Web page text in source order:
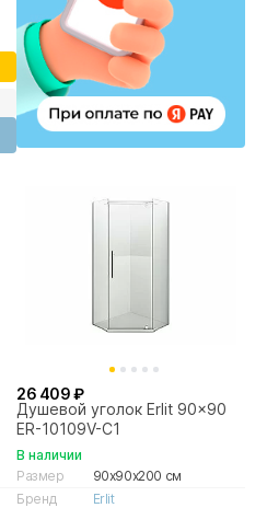
26 409 ₽
Душевой уголок Erlit 90x90
ER-10109V-C1
В наличии
Размер
90x90x200 см
Бренд
Erlit